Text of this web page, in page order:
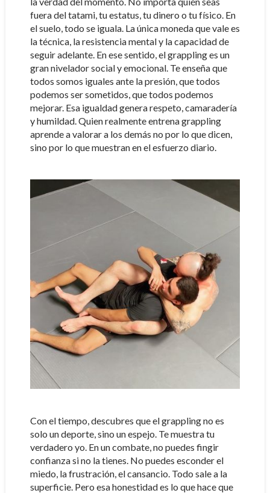
fuera del tatami, tu estatus, tu dinero o tu físico. En
el suelo, todo se iguala. La única moneda que vale es
la técnica, la resistencia mental y la capacidad de
seguir adelante. En ese sentido, el grappling es un
gran nivelador social y emocional. Te enseña que
todos somos iguales ante la presión, que todos
podemos ser sometidos, que todos podemos
mejorar. Esa igualdad genera respeto, camaradería
y humildad. Quien realmente entrena grappling
aprende a valorar a los demás no por lo que dicen,
sino por lo que muestran en el esfuerzo diario.
Con el tiempo, descubres que el grappling no es
solo un deporte, sino un espejo. Te muestra tu
verdadero yo. En un combate, no puedes fingir
confianza si no la tienes. No puedes esconder el
miedo, la frustración, el cansancio. Todo sale a la
superficie. Pero esa honestidad es lo que hace que